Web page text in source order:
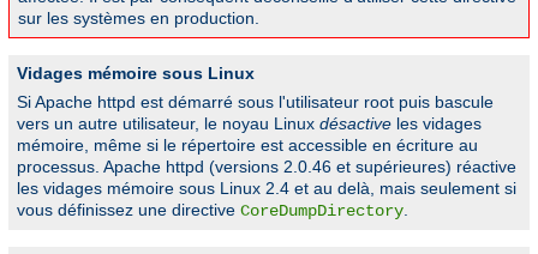
sur les systèmes en production.
Vidages mémoire sous Linux
Si Apache httpd est démarré sous l'utilisateur root puis bascule
vers un autre utilisateur, le noyau Linux désactive les vidages
mémoire, même si le répertoire est accessible en écriture au
processus. Apache httpd (versions 2.0.46 et supérieures) réactive
les vidages mémoire sous Linux 2.4 et au delà, mais seulement si
vous définissez une directive CoreDumpDirectory